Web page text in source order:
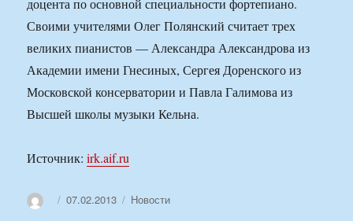
доцента по основной специальности фортепиано.
Своими учителями Олег Полянский считает трех
великих пианистов — Александра Александрова из
Академии имени Гнесиных, Сергея Доренского из
Московской консерватории и Павла Галимова из
Высшей школы музыки Кельна.
Источник:irk.aif.ru
АвторОпубликовано
07.02.2013 Рубрики
Новости